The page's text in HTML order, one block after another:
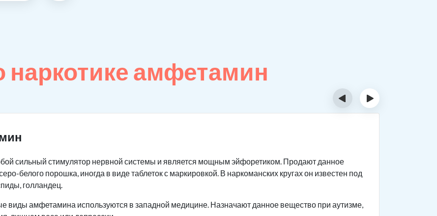
амфетамин
сильный стимулятор нервной системы и является мощным эйфоретиком. Продают данное
белого порошка, иногда в виде таблеток с маркировкой. В наркоманских кругах он известен под
голландец.
виды амфетамина используются в западной медицине. Назначают данное вещество при аутизме,
‹ ›